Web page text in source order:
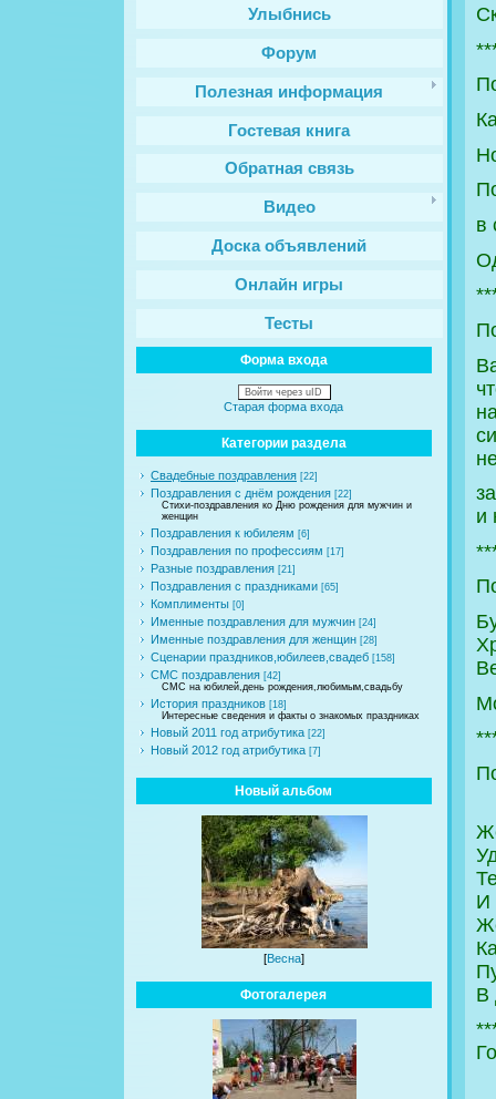
Улыбнись
Форум
Полезная информация
Гостевая книга
Обратная связь
Видео
Доска объявлений
Онлайн игры
Тесты
Форма входа
Войти через uID
Старая форма входа
Категории раздела
Свадебные поздравления [22]
Поздравления с днём рождения [22]
Стихи-поздравления ко Дню рождения для мужчин и
женщин
Поздравления к юбилеям [6]
Поздравления по профессиям [17]
Разные поздравления [21]
Поздравления с праздниками [65]
Комплименты [0]
Именные поздравления для мужчин [24]
Именные поздравления для женщин [28]
Сценарии праздников,юбилеев,свадеб [158]
СМС поздравления [42]
СМС на юбилей,день рождения,любимым,свадьбу
История праздников [18]
Интересные сведения и факты о знакомых праздниках
Новый 2011 год атрибутика [22]
Новый 2012 год атрибутика [7]
Новый альбом
[Весна]
Фотогалерея
в
и
И
В